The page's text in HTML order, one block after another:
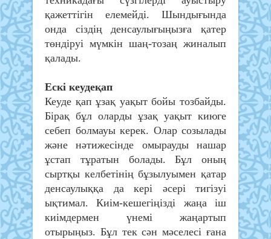
қажеттігін елемейді. Шындығында
онда сіздің денсаулығыңызға қатер
төндіруі мүмкін шаң-тозаң жиналып
қалады.
Ескі кеудеқап
Кеуде қап ұзақ уақыт бойы тозбайды.
Бірақ бұл оларды ұзақ уақыт киюге
себеп болмауы керек. Олар созылады
және нәтижесінде омырауды нашар
ұстап тұратын болады. Бұл оның
сыртқы келбетінің бұзылуымен қатар
денсаулыққа да кері әсері тигізуі
ықтимал. Киім-кешегіңізді жаңа іш
киімдермен үнемі жаңартып
отырыңыз. Бұл тек сән мәселесі ғана